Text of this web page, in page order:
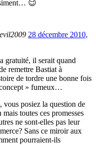
😉
28 décembre 2010,
gratuité, il serait quand
remettre Bastiat à
de tordre une bonne fois
» fumeux…
vous posiez la question de
toutes ces promesses
ne sont-elles pas leur
Sans ce miroir aux
pourraient-ils